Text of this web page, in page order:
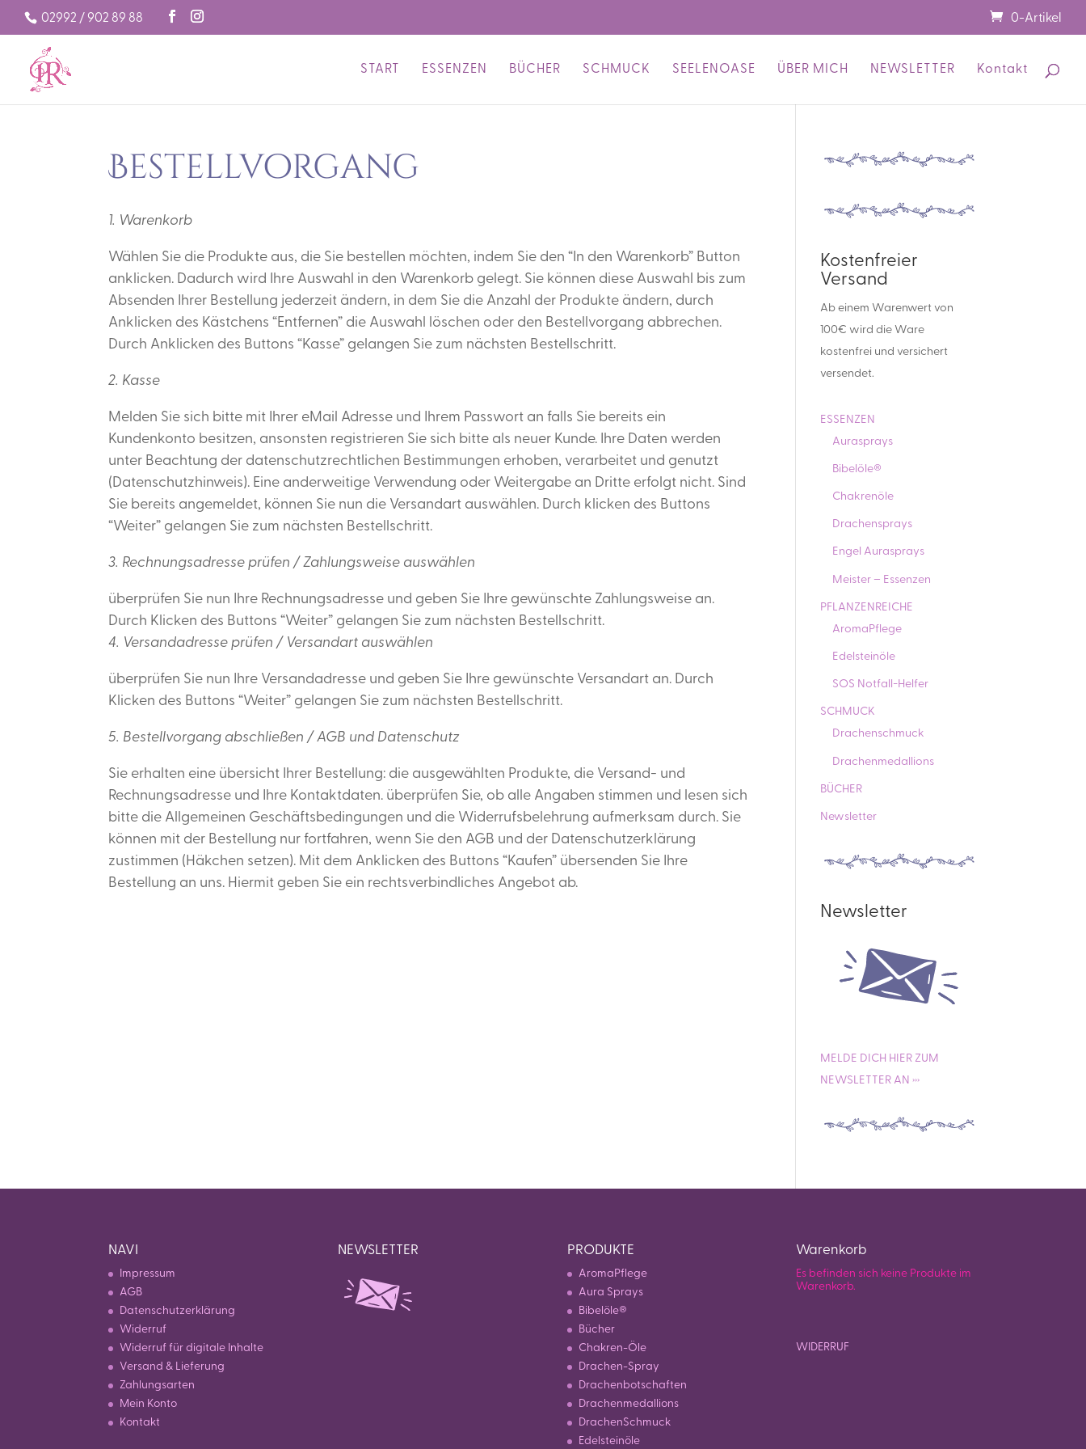
02992 / 902 89 88 0-Artikel
START ESSENZEN BÜCHER SCHMUCK SEELENOASE ÜBER MICH NEWSLETTER Kontakt
Bestellvorgang
1. Warenkorb
Wählen Sie die Produkte aus, die Sie bestellen möchten, indem Sie den “In den Warenkorb” Button
anklicken. Dadurch wird Ihre Auswahl in den Warenkorb gelegt. Sie können diese Auswahl bis zum
Absenden Ihrer Bestellung jederzeit ändern, in dem Sie die Anzahl der Produkte ändern, durch
Anklicken des Kästchens “Entfernen” die Auswahl löschen oder den Bestellvorgang abbrechen.
Durch Anklicken des Buttons “Kasse” gelangen Sie zum nächsten Bestellschritt.
2. Kasse
Melden Sie sich bitte mit Ihrer eMail Adresse und Ihrem Passwort an falls Sie bereits ein
Kundenkonto besitzen, ansonsten registrieren Sie sich bitte als neuer Kunde. Ihre Daten werden
unter Beachtung der datenschutzrechtlichen Bestimmungen erhoben, verarbeitet und genutzt
(Datenschutzhinweis). Eine anderweitige Verwendung oder Weitergabe an Dritte erfolgt nicht. Sind
Sie bereits angemeldet, können Sie nun die Versandart auswählen. Durch klicken des Buttons
“Weiter” gelangen Sie zum nächsten Bestellschritt.
3. Rechnungsadresse prüfen / Zahlungsweise auswählen
überprüfen Sie nun Ihre Rechnungsadresse und geben Sie Ihre gewünschte Zahlungsweise an.
Durch Klicken des Buttons “Weiter” gelangen Sie zum nächsten Bestellschritt.
4. Versandadresse prüfen / Versandart auswählen
überprüfen Sie nun Ihre Versandadresse und geben Sie Ihre gewünschte Versandart an. Durch
Klicken des Buttons “Weiter” gelangen Sie zum nächsten Bestellschritt.
5. Bestellvorgang abschließen / AGB und Datenschutz
Sie erhalten eine übersicht Ihrer Bestellung: die ausgewählten Produkte, die Versand- und
Rechnungsadresse und Ihre Kontaktdaten. überprüfen Sie, ob alle Angaben stimmen und lesen sich
bitte die Allgemeinen Geschäftsbedingungen und die Widerrufsbelehrung aufmerksam durch. Sie
können mit der Bestellung nur fortfahren, wenn Sie den AGB und der Datenschutzerklärung
zustimmen (Häkchen setzen). Mit dem Anklicken des Buttons “Kaufen” übersenden Sie Ihre
Bestellung an uns. Hiermit geben Sie ein rechtsverbindliches Angebot ab.
Kostenfreier
Versand
Ab einem Warenwert von
100€ wird die Ware
kostenfrei und versichert
versendet.
ESSENZEN
Aurasprays
Bibelöle®
Chakrenöle
Drachensprays
Engel Aurasprays
Meister – Essenzen
PFLANZENREICHE
AromaPflege
Edelsteinöle
SOS Notfall-Helfer
SCHMUCK
Drachenschmuck
Drachenmedallions
BÜCHER
Newsletter
Newsletter
MELDE DICH HIER ZUM
NEWSLETTER AN ›››
NAVI
Impressum
AGB
Datenschutzerklärung
Widerruf
Widerruf für digitale Inhalte
Versand & Lieferung
Zahlungsarten
Mein Konto
Kontakt
NEWSLETTER PRODUKTE
AromaPflege
Aura Sprays
Bibelöle®
Bücher
Chakren-Öle
Drachen-Spray
Drachenbotschaften
Drachenmedallions
DrachenSchmuck
Edelsteinöle
Warenkorb
Es befinden sich keine Produkte im
Warenkorb.
WIDERRUF